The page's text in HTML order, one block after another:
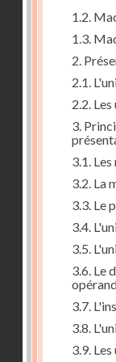
1.2.
1.3.
2.
2.1.
2.2.
3.
3.1.
3.2. La
3.3. Le
3.4.
3.5.
3.6. Le
3.7.
3.8.
3.9.